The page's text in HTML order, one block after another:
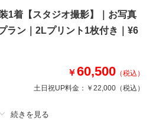
フォトウェディングをお楽しみいただけま
1着【スタジオ撮影】｜お写真
ラン｜2Lプリント1枚付き｜¥6
￥60,500 （税込）
土日祝UP料金： ￥22,000 （税込）